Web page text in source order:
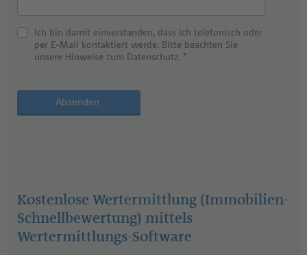
Ich bin damit einverstanden, dass ich telefonisch oder
per E-Mail kontaktiert werde. Bitte beachten Sie
unsere Hinweise zum Datenschutz. *
Absenden
Kostenlose Wertermittlung (Immobilien-
Schnellbewertung) mittels
Wertermittlungs-Software